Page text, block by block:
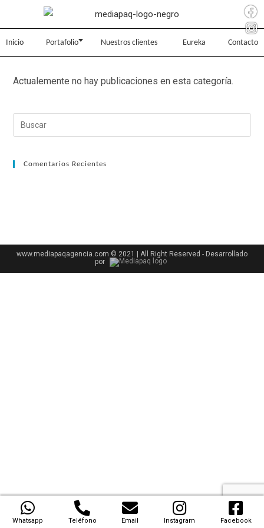
Inicio Portafolio Nuestros clientes Eureka Contacto
Actualemente no hay publicaciones en esta categoría.
Comentarios Recientes
www.mediapaqagencia.com © 2021 | All Right Reserved - Desarrollado
por
Whatsapp Teléfono Email Instagram Facebook